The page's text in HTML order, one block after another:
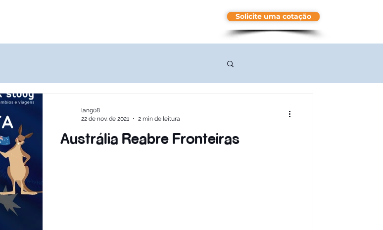
Solicite uma cotação
Austrália Reabre Fronteiras
lang08
22 de nov. de 2021
2 min de leitura